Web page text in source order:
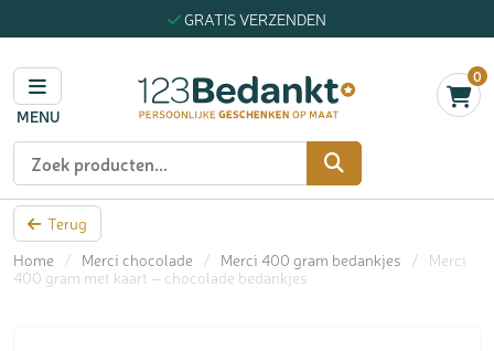
GRATIS VERZENDEN
MENU
0
Zoeken
Terug
Home
/ Merci chocolade / Merci 400 gram bedankjes /
Merci
400 gram met kaart – chocolade bedankjes